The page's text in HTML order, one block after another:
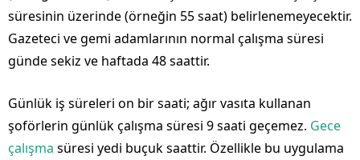
süresinin üzerinde (örneğin 55 saat) belirlenemeyecektir.
Gazeteci ve gemi adamlarının normal çalışma süresi
günde sekiz ve haftada 48 saattir.
Günlük iş süreleri on bir saati; ağır vasıta kullanan
şoförlerin günlük çalışma süresi 9 saati geçemez. Gece
çalışma süresi yedi buçuk saattir. Özellikle bu uygulama